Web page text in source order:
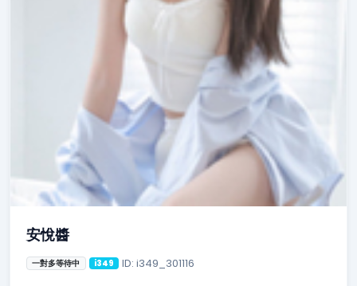
安悅醬
一對多等待中 i349 ID: i349_301116